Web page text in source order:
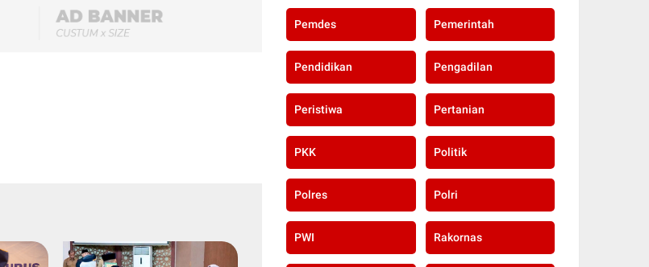
Pemdes Pemerintah
Pendidikan Pengadilan
Peristiwa Pertanian
PKK Politik
Polres Polri
PWI Rakornas